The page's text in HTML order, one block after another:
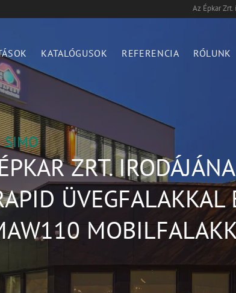
Az Épkar
KATALÓGUSOK REFERENCIA RÓLUNK
SIMO
ZRT.
ÜVEGFALAKKAL